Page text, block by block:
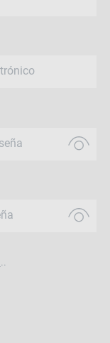
..